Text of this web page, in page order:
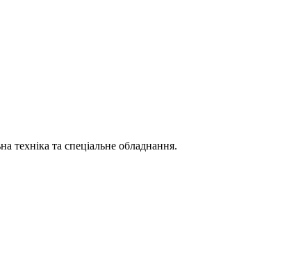
техніка та спеціальне обладнання.